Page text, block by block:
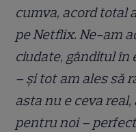
cumva, acord total
pe Netflix. Ne-am
ciudate, gânditul în
– și tot am ales să
asta nu e ceva
pentru noi –